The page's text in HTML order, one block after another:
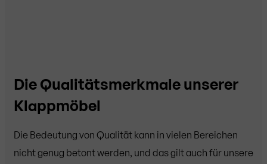
Die Qualitätsmerkmale unserer
Klappmöbel
Die Bedeutung von Qualität kann in vielen Bereichen
nicht genug betont werden, und das gilt auch für unsere